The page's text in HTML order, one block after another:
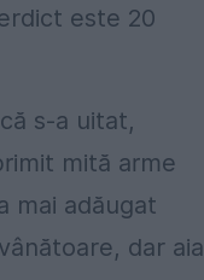
este 20
s-a uitat,
mită arme
mai adăugat
dar aia